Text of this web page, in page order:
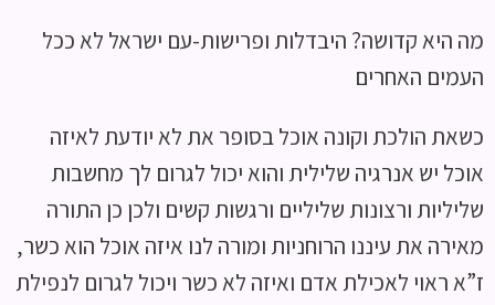
מה היא קדושה? היבדלות ופרישות-עם ישראל לא ככל
העמים האחרים
כשאת הולכת וקונה אוכל בסופר את לא יודעת לאיזה
אוכל יש אנרגיה שלילית והוא יכול לגרום לך מחשבות
שליליות ורצונות שליליים ורגשות קשים ולכן כן התורה
מאירה את עיננו הרוחניות ומורה לנו איזה אוכל הוא כשר,
ז”א ראוי לאכילת אדם ואיזה לא כשר ויכול לגרום לנפילת